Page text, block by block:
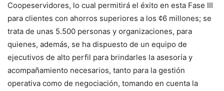
Coopeservidores, lo cual permitirá el éxito en esta Fase III
para clientes con ahorros superiores a los ¢6 millones; se
trata de unas 5.500 personas y organizaciones, para
quienes, además, se ha dispuesto de un equipo de
ejecutivos de alto perfil para brindarles la asesoría y
acompañamiento necesarios, tanto para la gestión
operativa como de negociación, tomando en cuenta la